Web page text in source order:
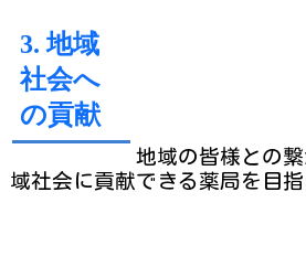
3. 地域
社会へ
の貢献
地域の皆様との繋が
域社会に貢献できる薬局を目指